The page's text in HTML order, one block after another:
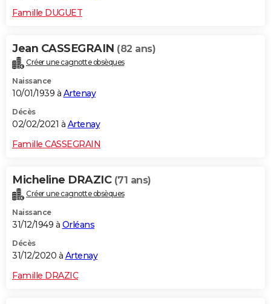
Famille DUGUET
Jean CASSEGRAIN (82 ans)
Créer une cagnotte obsèques
Naissance
10/01/1939 à Artenay
Décès
02/02/2021 à Artenay
Famille CASSEGRAIN
Micheline DRAZIC (71 ans)
Créer une cagnotte obsèques
Naissance
31/12/1949 à Orléans
Décès
31/12/2020 à Artenay
Famille DRAZIC